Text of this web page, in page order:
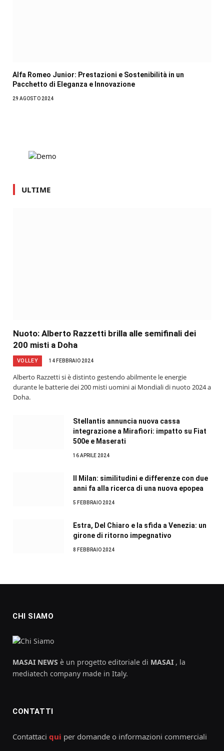
Alfa Romeo Junior: Prestazioni e Sostenibilità in un
Pacchetto di Eleganza e Innovazione
29 AGOSTO 2024
ULTIME
Nuoto: Alberto Razzetti brilla alle semifinali dei
200 misti a Doha
VOLLEY 14 FEBBRAIO 2024
Alberto Razzetti si è distinto gestendo abilmente le energie
durante le batterie dei 200 misti uomini ai Mondiali di nuoto 2024 a
Doha.
Stellantis annuncia nuova cassa
integrazione a Mirafiori: impatto su Fiat
500e e Maserati
16 APRILE 2024
Il Milan: similitudini e differenze con due
anni fa alla ricerca di una nuova epopea
5 FEBBRAIO 2024
Estra, Del Chiaro e la sfida a Venezia: un
girone di ritorno impegnativo
8 FEBBRAIO 2024
CHI SIAMO
MASAI NEWS è un progetto editoriale di MASAI , la
mediatech company made in Italy.
CONTATTI
Contattaci qui per domande o informazioni commerciali